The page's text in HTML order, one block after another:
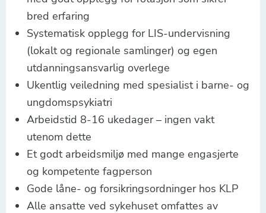
bred erfaring
Systematisk opplegg for LIS-undervisning
(lokalt og regionale samlinger) og egen
utdanningsansvarlig overlege
Ukentlig veiledning med spesialist i barne- og
ungdomspsykiatri
Arbeidstid 8-16 ukedager – ingen vakt
utenom dette
Et godt arbeidsmiljø med mange engasjerte
og kompetente fagperson
Gode låne- og forsikringsordninger hos KLP
Alle ansatte ved sykehuset omfattes av